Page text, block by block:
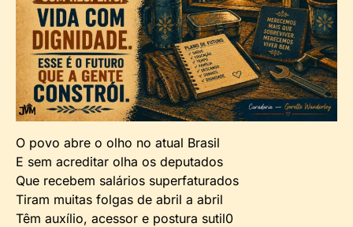
O povo abre o olho no atual Brasil
E sem acreditar olha os deputados
Que recebem salários superfaturados
Tiram muitas folgas de abril a abril
Têm auxílio, acessor e postura sutil0